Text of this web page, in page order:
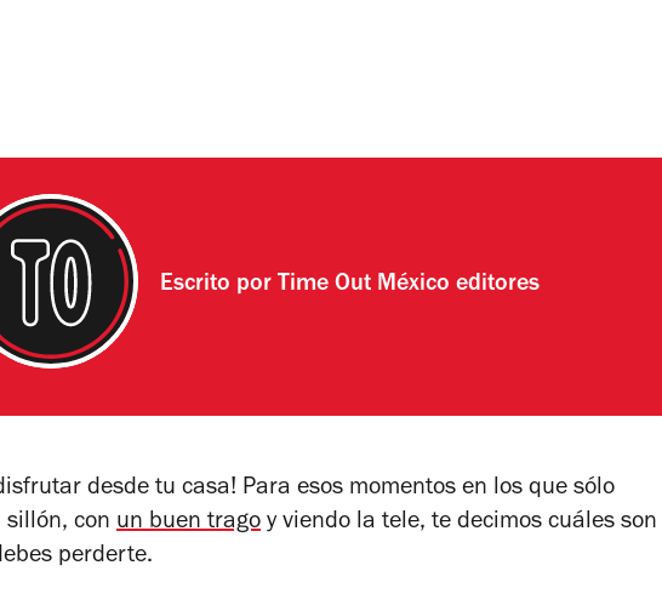
Escrito por Time Out México editores
desde tu casa! Para esos momentos en los que sólo
sillón, con un buen trago y viendo la tele, te decimos cuáles son
perderte.